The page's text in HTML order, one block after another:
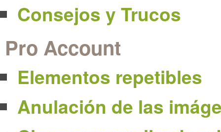
Consejos y Trucos
Pro Account
Elementos repetibles
Anulación de las